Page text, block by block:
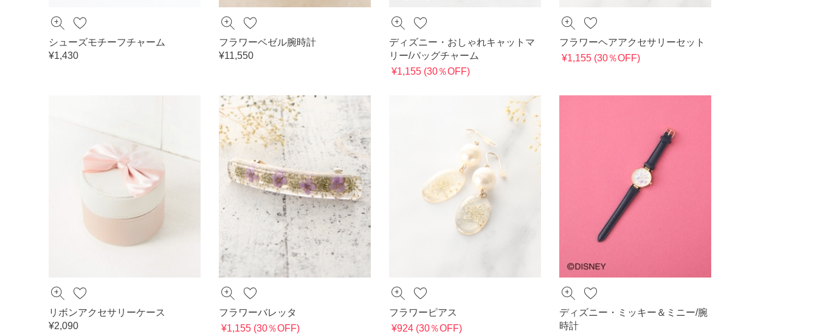
シューズモチーフチャーム
¥1,430
フラワーベゼル腕時計
¥11,550
ディズニー・おしゃれキャットマ
リー/バッグチャーム
¥1,155 (30％OFF)
フラワーヘアアクセサリーセット
¥1,155 (30％OFF)
リボンアクセサリーケース
¥2,090
フラワーバレッタ
¥1,155 (30％OFF)
フラワーピアス
¥924 (30％OFF)
ディズニー・ミッキー＆ミニー/腕
時計